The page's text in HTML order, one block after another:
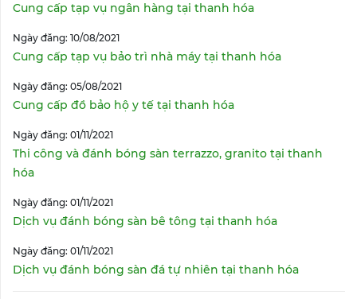
Cung cấp tạp vụ ngân hàng tại thanh hóa
Ngày đăng: 10/08/2021
Cung cấp tạp vụ bảo trì nhà máy tại thanh hóa
Ngày đăng: 05/08/2021
Cung cấp đồ bảo hộ y tế tại thanh hóa
Ngày đăng: 01/11/2021
Thi công và đánh bóng sàn terrazzo, granito tại thanh
hóa
Ngày đăng: 01/11/2021
Dịch vụ đánh bóng sàn bê tông tại thanh hóa
Ngày đăng: 01/11/2021
Dịch vụ đánh bóng sàn đá tự nhiên tại thanh hóa